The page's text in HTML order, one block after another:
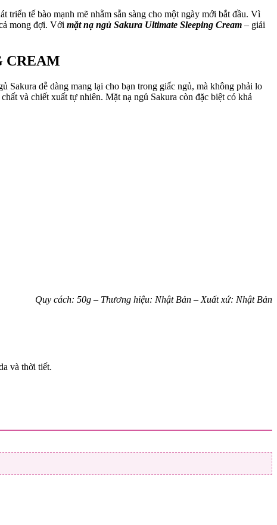
triển tế bào mạnh mẽ nhằm sẵn sàng cho một ngày mới bắt đầu. Vì
mong đợi. Với mặt nạ ngủ Sakura Ultimate Sleeping Cream – giải
CREAM
Sakura dễ dàng mang lại cho bạn trong giấc ngủ, mà không phải lo
và chiết xuất tự nhiên. Mặt nạ ngủ Sakura còn đặc biệt có khả
Quy cách: 50g – Thương hiệu: Nhật Bản – Xuất xứ: Nhật Bản
và thời tiết.